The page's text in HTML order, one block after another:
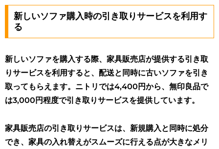
新しいソファ購入時の引き取りサービスを利用す
る
新しいソファを購入する際、家具販売店が提供する引き取
りサービスを利用すると、配送と同時に古いソファを引き
取ってもらえます。ニトリでは4,400円から、無印良品で
は3,000円程度で引き取りサービスを提供しています。
家具販売店の引き取りサービスは、新規購入と同時に処分
でき、家具の入れ替えがスムーズに行える点が大きなメリ